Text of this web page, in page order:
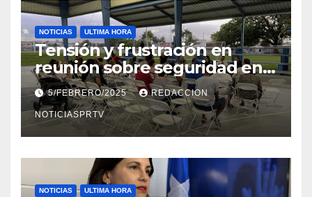
NOTICIAS ULTIMA HORA
Tensión y frustración en
reunión sobre seguridad en
Reparto Metropolitano
5/FEBRERO/2025 REDACCION
NOTICIASPRTV
NOTICIAS ULTIMA HORA